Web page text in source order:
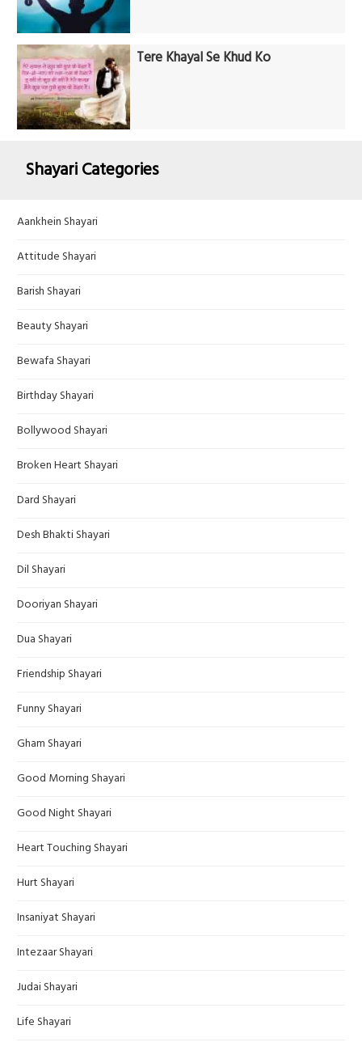
Tere Khayal Se Khud Ko
Shayari Categories
Aankhein Shayari
Attitude Shayari
Barish Shayari
Beauty Shayari
Bewafa Shayari
Birthday Shayari
Bollywood Shayari
Broken Heart Shayari
Dard Shayari
Desh Bhakti Shayari
Dil Shayari
Dooriyan Shayari
Dua Shayari
Friendship Shayari
Funny Shayari
Gham Shayari
Good Morning Shayari
Good Night Shayari
Heart Touching Shayari
Hurt Shayari
Insaniyat Shayari
Intezaar Shayari
Judai Shayari
Life Shayari